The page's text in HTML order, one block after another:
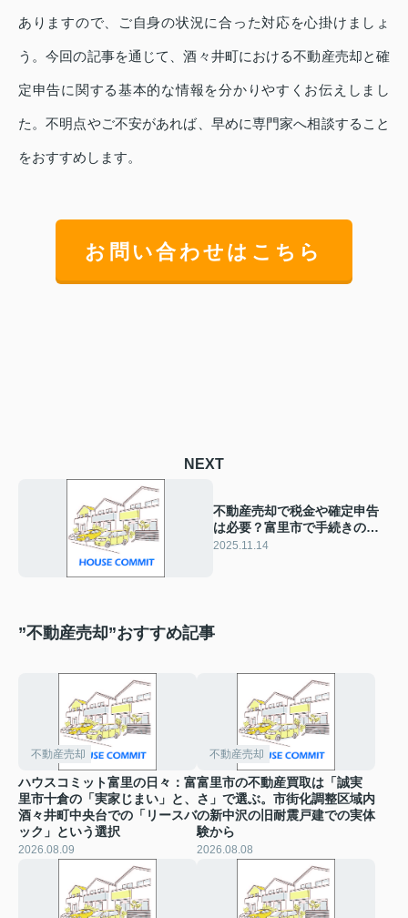
ありますので、ご自身の状況に合った対応を心掛けましょ
う。今回の記事を通じて、酒々井町における不動産売却と確
定申告に関する基本的な情報を分かりやすくお伝えしまし
た。不明点やご不安があれば、早めに専門家へ相談すること
をおすすめします。
お問い合わせはこちら
NEXT
不動産売却で税金や確定申告
は必要？富里市で手続きの流
れと注意点を解説
2025.11.14
”不動産売却”おすすめ記事
不動産売却
ハウスコミット富里の日々：富
里市十倉の「実家じまい」と、
酒々井町中央台での「リースバ
ック」という選択
2026.08.09
不動産売却
富里市の不動産買取は「誠実
さ」で選ぶ。市街化調整区域内
の新中沢の旧耐震戸建での実体
験から
2026.08.08